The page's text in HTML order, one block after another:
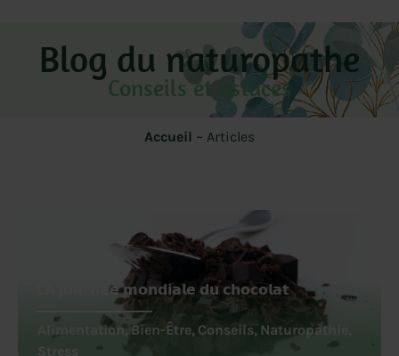
Blog du naturopathe
Conseils et astuces
Accueil ~ Articles
𝗟𝗔 𝗷𝗼𝘂𝗿𝗻𝗲́𝗲 𝗺𝗼𝗻𝗱𝗶𝗮𝗹𝗲 𝗱𝘂 𝗰𝗵𝗼𝗰𝗼𝗹𝗮𝘁
Alimentation, Bien-Être, Conseils, Naturopathie